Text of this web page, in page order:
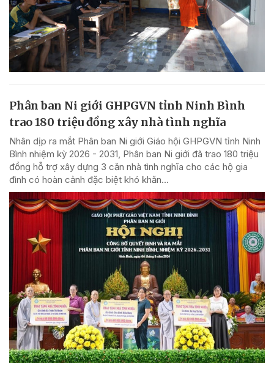
Phân ban Ni giới GHPGVN tỉnh Ninh Bình
trao 180 triệu đồng xây nhà tình nghĩa
Nhân dịp ra mắt Phân ban Ni giới Giáo hội GHPGVN tỉnh Ninh
Bình nhiệm kỳ 2026 - 2031, Phân ban Ni giới đã trao 180 triệu
đồng hỗ trợ xây dựng 3 căn nhà tình nghĩa cho các hộ gia
đình có hoàn cảnh đặc biệt khó khăn...